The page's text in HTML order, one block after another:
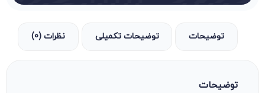
توضیحات توضیحات تکمیلی نظرات (0)
توضیحات